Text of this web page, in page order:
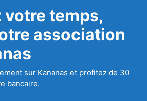
temps,
association
sur Kananas et profitez de 30
bancaire.